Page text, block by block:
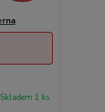
Skladem 1 ks